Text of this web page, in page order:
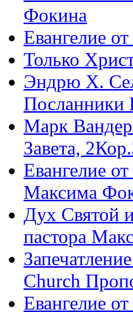
Фокина
Евангелие
Только
Эндрю Х.
Посланники
Марк
Завета,
Евангелие
Максима
Дух Святой
пастора
Church
Евангелие